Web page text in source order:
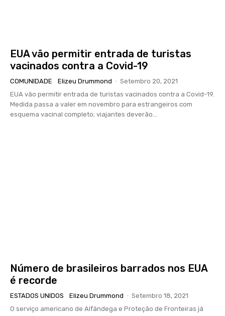
EUA vão permitir entrada de turistas
vacinados contra a Covid-19
COMUNIDADE Elizeu Drummond - Setembro 20, 2021
EUA vão permitir entrada de turistas vacinados contra a Covid-19.
Medida passa a valer em novembro para estrangeiros com
esquema vacinal completo; viajantes deverão...
Número de brasileiros barrados nos EUA
é recorde
ESTADOS UNIDOS Elizeu Drummond - Setembro 18, 2021
O serviço americano de Alfândega e Proteção de Fronteiras já